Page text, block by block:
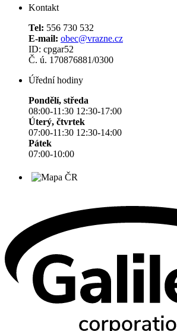
Kontakt
Tel: 556 730 532
E-mail: obec@vrazne.cz
ID: cpgar52
Č. ú. 170876881/0300
Úřední hodiny
Pondělí, středa
08:00-11:30 12:30-17:00
Úterý, čtvrtek
07:00-11:30 12:30-14:00
Pátek
07:00-10:00